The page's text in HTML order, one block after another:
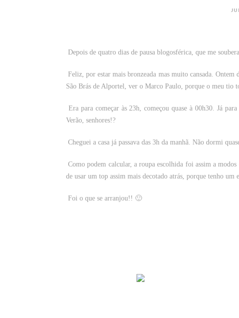
Depois de quatro dias de pausa blogosférica, que me
Feliz, por estar mais bronzeada mas muito cansada.
São Brás de Alportel, ver o Marco Paulo, porque o meu tio
Era para começar às 23h, começou quase à 00h30. Já
Verão, senhores!?
Cheguei a casa já passava das 3h da manhã. Não dormi
Como podem calcular, a roupa escolhida foi assim a
de usar um top assim mais decotado atrás, porque tenho um
Foi o que se arranjou!! 🙂